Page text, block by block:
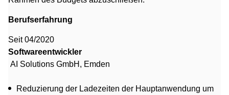
Berufserfahrung
Seit 04/2020
Softwareentwickler
AI Solutions GmbH, Emden
Reduzierung der Ladezeiten der Hauptanwendung um